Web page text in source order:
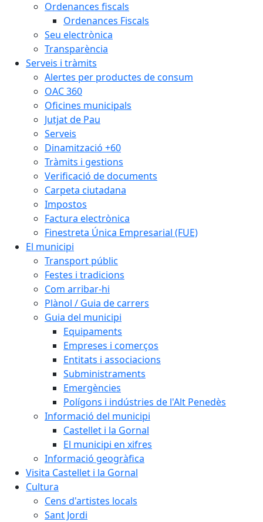
Ordenances fiscals
Ordenances Fiscals
Seu electrònica
Transparència
Serveis i tràmits
Alertes per productes de consum
OAC 360
Oficines municipals
Jutjat de Pau
Serveis
Dinamització +60
Tràmits i gestions
Verificació de documents
Carpeta ciutadana
Impostos
Factura electrònica
Finestreta Única Empresarial (FUE)
El municipi
Transport públic
Festes i tradicions
Com arribar-hi
Plànol / Guia de carrers
Guia del municipi
Equipaments
Empreses i comerços
Entitats i associacions
Subministraments
Emergències
Polígons i indústries de l'Alt Penedès
Informació del municipi
Castellet i la Gornal
El municipi en xifres
Informació geogràfica
Visita Castellet i la Gornal
Cultura
Cens d'artistes locals
Sant Jordi